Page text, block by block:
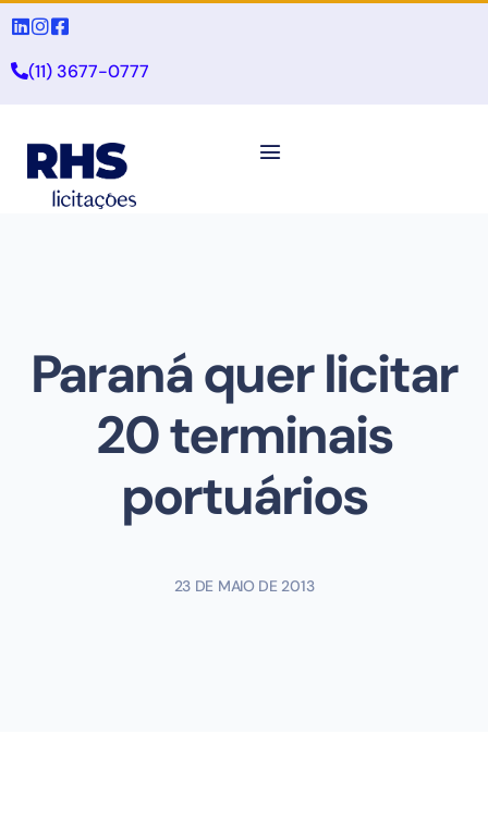
(11) 3677-0777
Paraná quer licitar
20 terminais
portuários
23 DE MAIO DE 2013